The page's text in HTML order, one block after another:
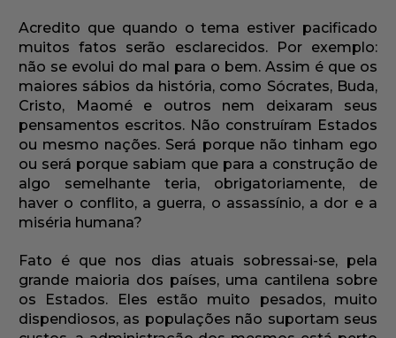
Acredito que quando o tema estiver pacificado
muitos fatos serão esclarecidos. Por exemplo:
não se evolui do mal para o bem. Assim é que os
maiores sábios da história, como Sócrates, Buda,
Cristo, Maomé e outros nem deixaram seus
pensamentos escritos. Não construíram Estados
ou mesmo nações. Será porque não tinham ego
ou será porque sabiam que para a construção de
algo semelhante teria, obrigatoriamente, de
haver o conflito, a guerra, o assassínio, a dor e a
miséria humana?
Fato é que nos dias atuais sobressai-se, pela
grande maioria dos países, uma cantilena sobre
os Estados. Eles estão muito pesados, muito
dispendiosos, as populações não suportam seus